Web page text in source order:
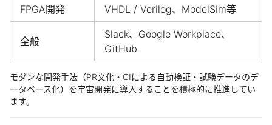
FPGA開発 VHDL / Verilog、ModelSim等
全般
Slack、Google Workplace、
GitHub
モダンな開発手法（PR文化・CIによる自動検証・試験データのデ
ータベース化）を宇宙開発に導入することを積極的に推進してい
ます。